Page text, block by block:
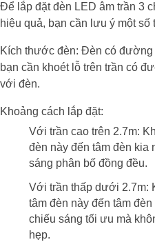
Để lắp đặt đèn LED âm trần 3
hiệu quả, bạn cần lưu ý một số
Kích thước đèn: Đèn có
bạn cần khoét lỗ trên trần có
với đèn.
Khoảng cách lắp đặt:
Với trần cao trên 2.7m:
đèn này đến tâm đèn kia
sáng phân bố đồng đều.
Với trần thấp dưới 2.7m:
tâm đèn này đến tâm
chiếu sáng tối ưu mà
hẹp.